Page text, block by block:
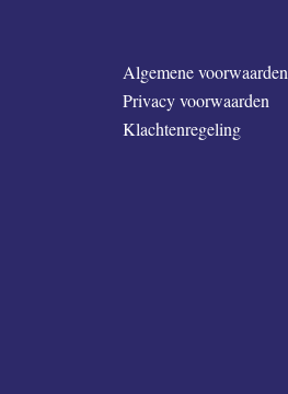
Algemene voorwaarden
Privacy voorwaarden
Klachtenregeling